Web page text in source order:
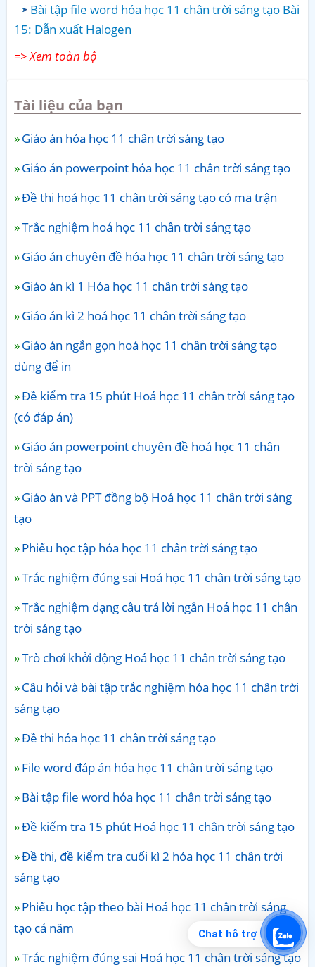
Bài tập file word hóa học 11 chân trời sáng tạo Bài
15: Dẫn xuất Halogen
=> Xem toàn bộ
Tài liệu của bạn
Giáo án hóa học 11 chân trời sáng tạo
Giáo án powerpoint hóa học 11 chân trời sáng tạo
Đề thi hoá học 11 chân trời sáng tạo có ma trận
Trắc nghiệm hoá học 11 chân trời sáng tạo
Giáo án chuyên đề hóa học 11 chân trời sáng tạo
Giáo án kì 1 Hóa học 11 chân trời sáng tạo
Giáo án kì 2 hoá học 11 chân trời sáng tạo
Giáo án ngắn gọn hoá học 11 chân trời sáng tạo
dùng để in
Đề kiểm tra 15 phút Hoá học 11 chân trời sáng tạo
(có đáp án)
Giáo án powerpoint chuyên đề hoá học 11 chân
trời sáng tạo
Giáo án và PPT đồng bộ Hoá học 11 chân trời sáng
tạo
Phiếu học tập hóa học 11 chân trời sáng tạo
Trắc nghiệm đúng sai Hoá học 11 chân trời sáng tạo
Trắc nghiệm dạng câu trả lời ngắn Hoá học 11 chân
trời sáng tạo
Trò chơi khởi động Hoá học 11 chân trời sáng tạo
Câu hỏi và bài tập trắc nghiệm hóa học 11 chân trời
sáng tạo
Đề thi hóa học 11 chân trời sáng tạo
File word đáp án hóa học 11 chân trời sáng tạo
Bài tập file word hóa học 11 chân trời sáng tạo
Đề kiểm tra 15 phút Hoá học 11 chân trời sáng tạo
Đề thi, đề kiểm tra cuối kì 2 hóa học 11 chân trời
sáng tạo
Phiếu học tập theo bài Hoá học 11 chân trời sáng
tạo cả năm
Trắc nghiệm đúng sai Hoá học 11 chân trời sáng tạo
Chat hỗ trợ